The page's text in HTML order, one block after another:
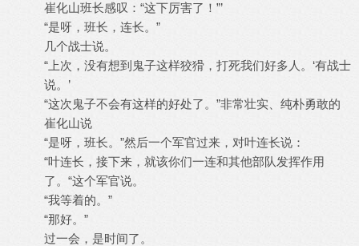
崔化山班长感叹：“这下厉害了！”’
“是呀，班长，连长。”
几个战士说。
“上次，没有想到鬼子这样狡猾，打死我们好多人。‘有战士
说。’
“这次鬼子不会有这样的好处了。”非常壮实、纯朴勇敢的
崔化山说
“是呀，班长。”然后一个军官过来，对叶连长说：
“叶连长，接下来，就该你们一连和其他部队发挥作用
了。“这个军官说。
“我等着的。”
“那好。”
过一会，是时间了。